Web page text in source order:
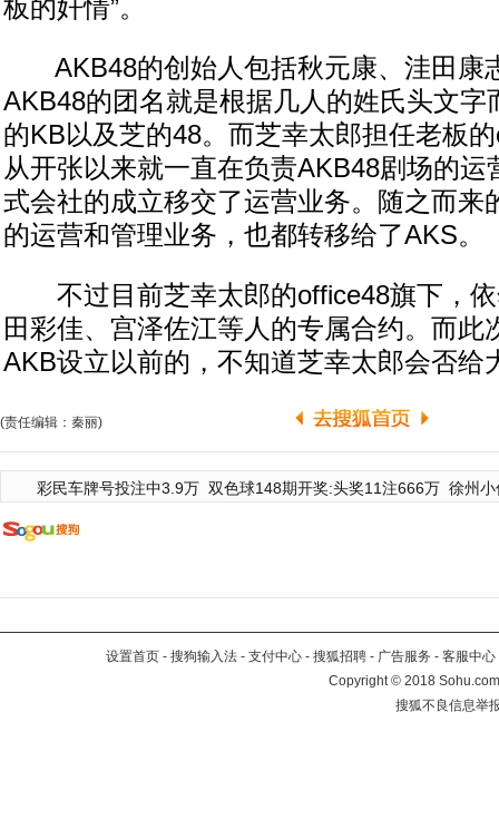
板的奸情”。
AKB48的创始人包括秋元康、洼田康
AKB48的团名就是根据几人的姓氏头文字
的KB以及芝的48。而芝幸太郎担任老板
从开张以来就一直在负责AKB48剧场的运
式会社的成立移交了运营业务。随之而来
的运营和管理业务，也都转移给了AKS。
不过目前芝幸太郎的office48旗下，依
田彩佳、宫泽佐江等人的专属合约。而此
AKB设立以前的，不知道芝幸太郎会否给
(责任编辑：秦丽)
彩民车牌号投注中3.9万 双色球148期开奖:头奖11注666万 徐州
设置首页 - 搜狗输入法 - 支付中心 - 搜狐招聘 - 广告服务 - 客服中心
Copyright©2018
搜狐不良信息举